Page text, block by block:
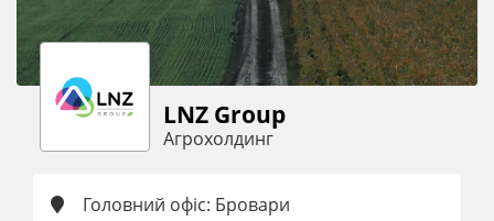
LNZ Group
Агрохолдинг
Головний офіс: Бровари